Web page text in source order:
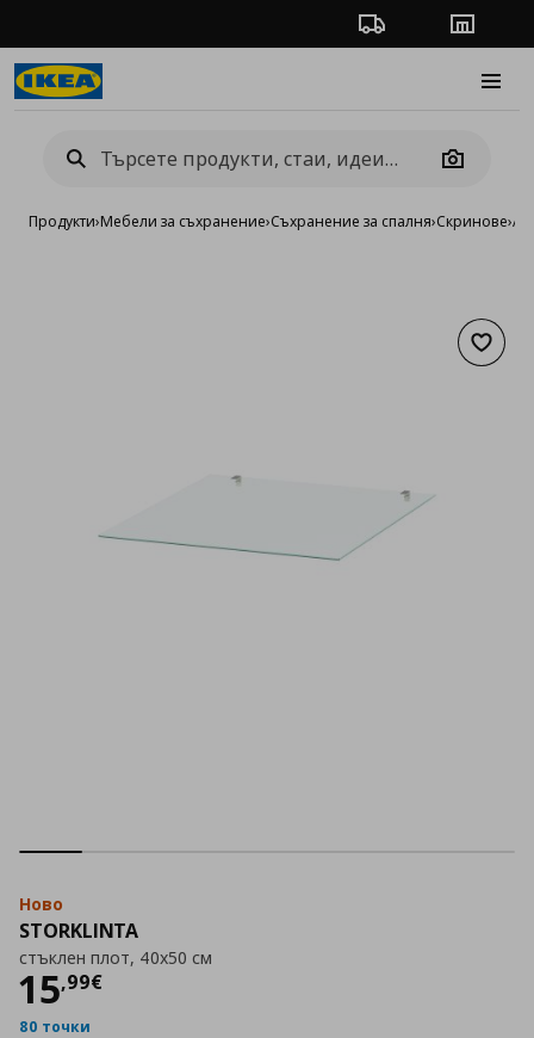
Проследяване на
Camera
Продукти›Мебели за съхранение›Съхранение за спалня›Скринове›
Ново
STORKLINTA
стъклен плот, 40x50 см
15,99€
Цена
80 точки